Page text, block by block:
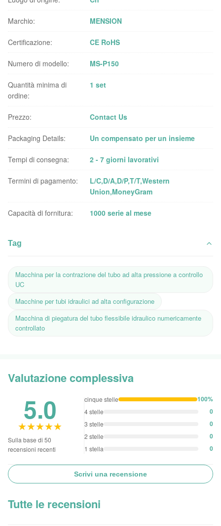
Marchio: MENSION
Certificazione: CE RoHS
Numero di modello: MS-P150
Quantità minima di
ordine:
1 set
Prezzo: Contact Us
Packaging Details: Un compensato per un insieme
Tempi di consegna: 2 - 7 giorni lavorativi
Termini di pagamento:
L/C,D/A,D/P,T/T,Western
Union,MoneyGram
Capacità di fornitura: 1000 serie al mese
Tag
Macchina per la contrazione del tubo ad alta pressione a controllo
UC
Macchine per tubi idraulici ad alta configurazione
Macchina di piegatura del tubo flessibile idraulico numericamente
controllato
Valutazione complessiva
5.0
★★★★★
★★★★★
Sulla base di 50
recensioni recenti
cinque stelle 100%
4 stelle 0
3 stelle 0
2 stelle 0
1 stella 0
Scrivi una recensione
Tutte le recensioni